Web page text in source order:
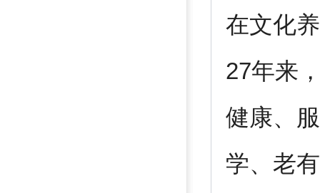
在文化
27年来
健康、
学、老